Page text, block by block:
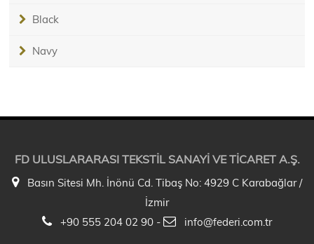
Black
Navy
FD ULUSLARARASI TEKSTİL SANAYİ VE TİCARET A.Ş.
Basın Sitesi Mh. İnönü Cd. Tibaş No: 4929 C Karabağlar /
İzmir
+90 555 204 02 90 -
info@federi.com.tr